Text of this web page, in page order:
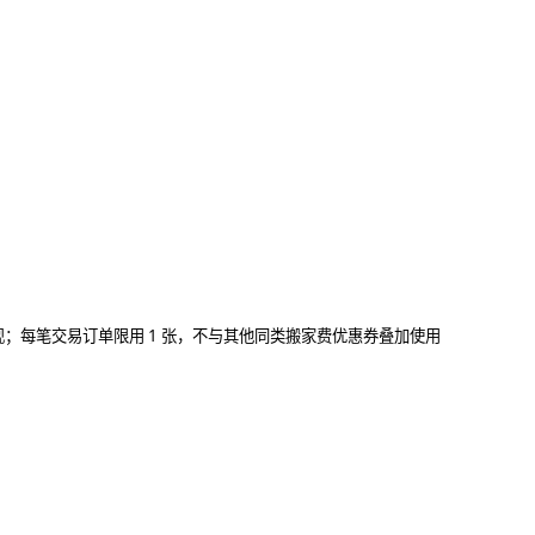
每笔交易订单限用 1 张，不与其他同类搬家费优惠券叠加使用